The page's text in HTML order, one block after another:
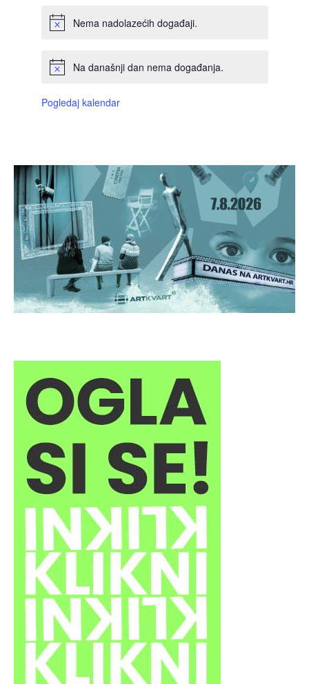
Nema nadolazećih događaji.
Na današnji dan nema događanja.
Pogledaj kalendar